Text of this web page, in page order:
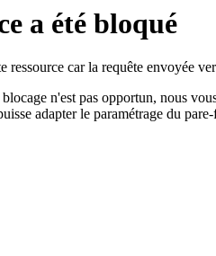
a été bloqué
car la requête envoyée
n'est pas opportun, nous
adapter le paramétrage du pare-